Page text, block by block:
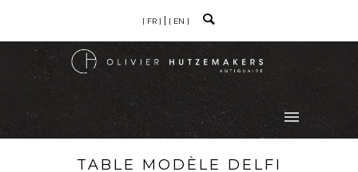
[ FR ] [ EN ]
TABLE MODÈLE DELFI